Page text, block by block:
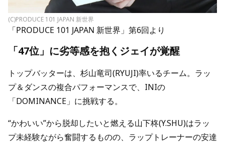
(C)PRODUCE 101 JAPAN 新世界
「PRODUCE 101 JAPAN 新世界」第6回より
「47位」に劣等感を抱くジェイが覚醒
トップバッターは、杉山竜司(RYUJI)率いるチーム。ラッ
プ＆ダンスの複合パフォーマンスで、INIの
「DOMINANCE」に挑戦する。
“かわいい”から脱却したいと燃える山下柊(Y.SHU)はラッ
プ未経験ながら奮闘するものの、ラップトレーナーの安達